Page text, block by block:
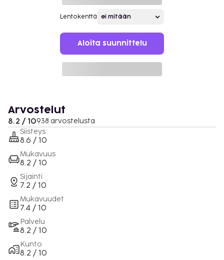
Lentokenttä
Aloita suunnittelu
Arvostelut
8.2 / 10938 arvostelusta
Siisteys
8.6 / 10
Mukavuus
8.2 / 10
Sijainti
7.2 / 10
Mukavuudet
7.4 / 10
Palvelu
8.2 / 10
Kunto
8.2 / 10